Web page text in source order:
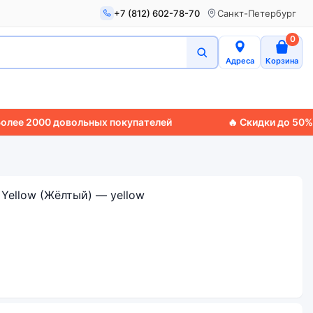
+7 (812) 602-78-70 Санкт-Петербург
Адреса Корзина
0
довольных покупателей 🔥 Скидки до 50%🚚